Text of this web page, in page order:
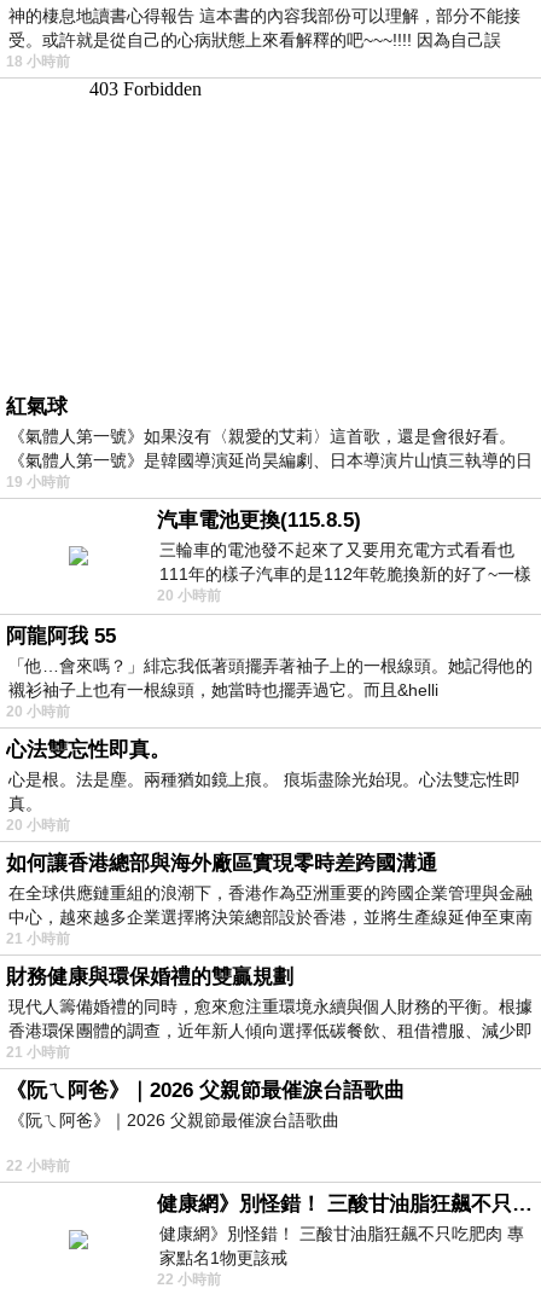
神的棲息地讀書心得報告 這本書的內容我部份可以理解，部分不能接
受。或許就是從自己的心病狀態上來看解釋的吧~~~!!!! 因為自己誤
18 小時前
紅氣球
《氣體人第一號》如果沒有〈親愛的艾莉〉這首歌，還是會很好看。
《氣體人第一號》是韓國導演延尚昊編劇、日本導演片山慎三執導的日
19 小時前
汽車電池更換(115.8.5)
三輪車的電池發不起來了又要用充電方式看看也
111年的樣子汽車的是112年乾脆換新的好了~一樣
在阿炮電池買的漲了一百多塊吧
20 小時前
阿龍阿我 55
「他…會來嗎？」緋忘我低著頭擺弄著袖子上的一根線頭。她記得他的
襯衫袖子上也有一根線頭，她當時也擺弄過它。而且&helli
20 小時前
心法雙忘性即真。
心是根。法是塵。兩種猶如鏡上痕。 痕垢盡除光始現。心法雙忘性即
真。
20 小時前
如何讓香港總部與海外廠區實現零時差跨國溝通
在全球供應鏈重組的浪潮下，香港作為亞洲重要的跨國企業管理與金融
中心，越來越多企業選擇將決策總部設於香港，並將生產線延伸至東南
21 小時前
財務健康與環保婚禮的雙贏規劃
現代人籌備婚禮的同時，愈來愈注重環境永續與個人財務的平衡。根據
香港環保團體的調查，近年新人傾向選擇低碳餐飲、租借禮服、減少即
21 小時前
《阮ㄟ阿爸》｜2026 父親節最催淚台語歌曲
《阮ㄟ阿爸》｜2026 父親節最催淚台語歌曲
22 小時前
健康網》別怪錯！ 三酸甘油脂狂飆不只吃肥肉 專家點名1物更該戒
健康網》別怪錯！ 三酸甘油脂狂飆不只吃肥肉 專
家點名1物更該戒
https://health.ltn.com.tw/article/breakingnews/
22 小時前